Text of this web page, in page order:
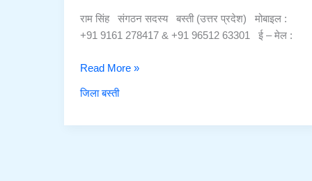
राम सिंह संगठन सदस्य बस्ती (उत्तर प्रदेश) मोबाइल :
+91 9161 278417 & +91 96512 63301 ई – मेल :
राम
Read More »
जिला बस्ती